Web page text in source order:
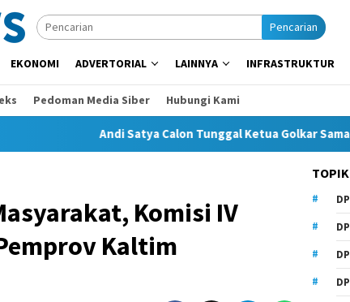
Pencarian
EKONOMI ADVERTORIAL LAINNYA INFRASTRUKTUR
Pedoman Media Siber Hubungi Kami
Andi Satya Calon Tunggal Ketua Golkar Samarinda,
Komisi IV
Kaltim